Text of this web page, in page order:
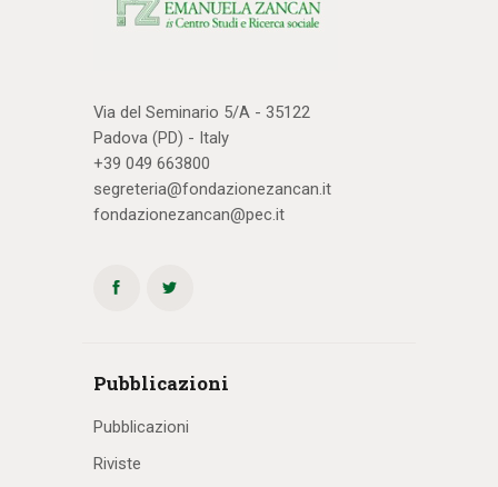
Via del Seminario 5/A - 35122
Padova (PD) - Italy
+39 049 663800
segreteria@fondazionezancan.it
fondazionezancan@pec.it
Pubblicazioni
Pubblicazioni
Riviste